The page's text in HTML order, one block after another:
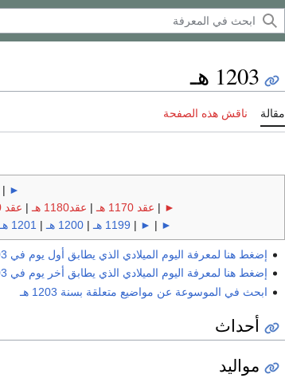
1203 هـ
مقالة ناقش هذه الصفحة
►
|
►
| عقد 1170 هـ | عقد1180 هـ | عقد 1190 هـ
►
|
►
| 1199 هـ |1200 هـ | 1201 هـ
إضغط هنا لمعرفة اليوم الميلادي الذي يطابق أول يوم في 1203 هـ
إضغط هنا لمعرفة اليوم الميلادي الذي يطابق أخر يوم في 1203 هـ
ابحث في الموسوعة عن مواضيع متعلقة بسنة 1203 هـ
أحداث
مواليد